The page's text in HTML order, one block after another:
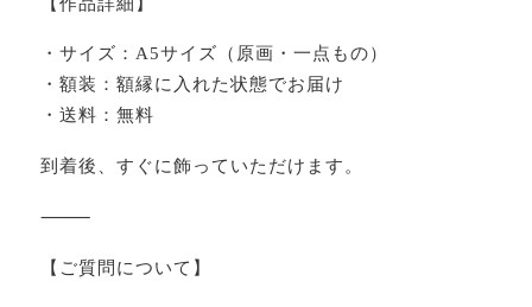
・サイズ：A5サイズ（原画・一点もの）
・額装：額縁に入れた状態でお届け
・送料：無料
到着後、すぐに飾っていただけます。
⸻
【ご質問について】